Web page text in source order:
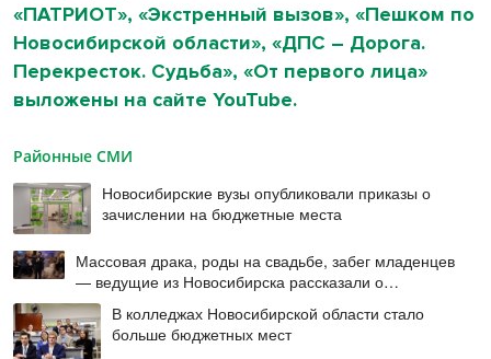
«ПАТРИОТ», «Экстренный вызов», «Пешком по
Новосибирской области», «ДПС – Дорога.
Перекресток. Судьба», «От первого лица»
выложены на сайте YouTube.
Районные СМИ
Новосибирские вузы опубликовали приказы о
зачислении на бюджетные места
Массовая драка, роды на свадьбе, забег младенцев
— ведущие из Новосибирска рассказали о
происшествиях на мероприятиях
В колледжах Новосибирской области стало
больше бюджетных мест